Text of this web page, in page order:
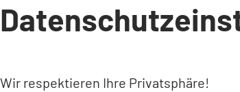
INHALT ANSPRINGEN
Wir respektieren Ihre Privatsphäre!